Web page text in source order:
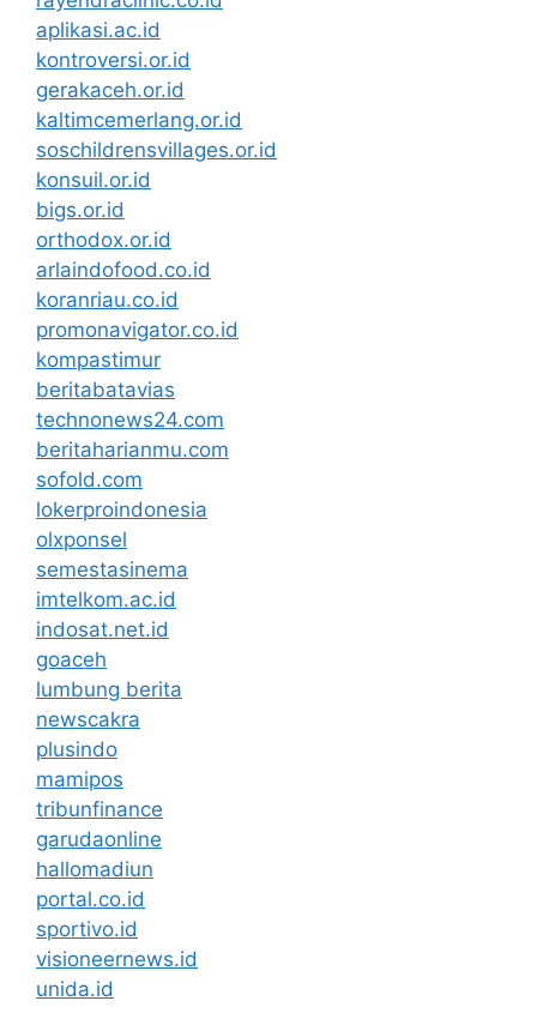
aplikasi.ac.id
kontroversi.or.id
gerakaceh.or.id
kaltimcemerlang.or.id
soschildrensvillages.or.id
konsuil.or.id
bigs.or.id
orthodox.or.id
arlaindofood.co.id
koranriau.co.id
promonavigator.co.id
kompastimur
beritabatavias
technonews24.com
beritaharianmu.com
sofold.com
lokerproindonesia
olxponsel
semestasinema
imtelkom.ac.id
indosat.net.id
goaceh
lumbung berita
newscakra
plusindo
mamipos
tribunfinance
garudaonline
hallomadiun
portal.co.id
sportivo.id
visioneernews.id
unida.id